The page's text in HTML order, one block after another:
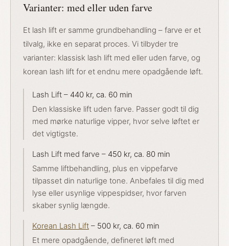
Varianter: med eller uden farve
Et lash lift er samme grundbehandling – farve er et
tilvalg, ikke en separat proces. Vi tilbyder tre
varianter: klassisk lash lift med eller uden farve, og
korean lash lift for et endnu mere opadgående løft.
Lash Lift – 440 kr, ca. 60 min
Den klassiske lift uden farve. Passer godt til dig
med mørke naturlige vipper, hvor selve løftet er
det vigtigste.
Lash Lift med farve – 450 kr, ca. 80 min
Samme liftbehandling, plus en vippefarve
tilpasset din naturlige tone. Anbefales til dig med
lyse eller usynlige vippespidser, hvor farven
skaber synlig længde.
Korean Lash Lift – 500 kr, ca. 60 min
Et mere opadgående, defineret løft med